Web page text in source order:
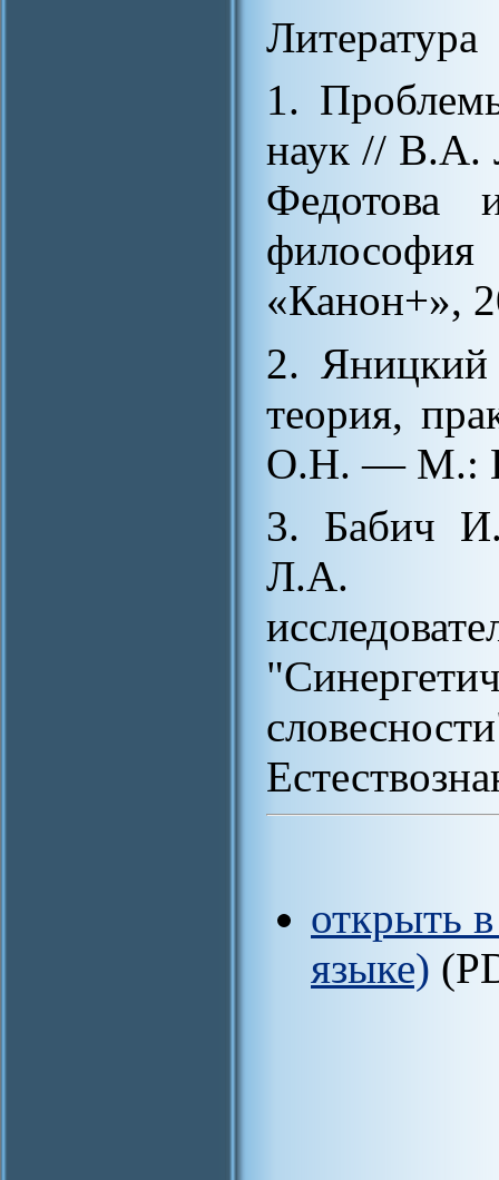
Литература
1.
наук // В.А.
«Канон+»,
2.
теория,
О.Н. — М.:
3. Бабич
Л.А.
открыть
языке)